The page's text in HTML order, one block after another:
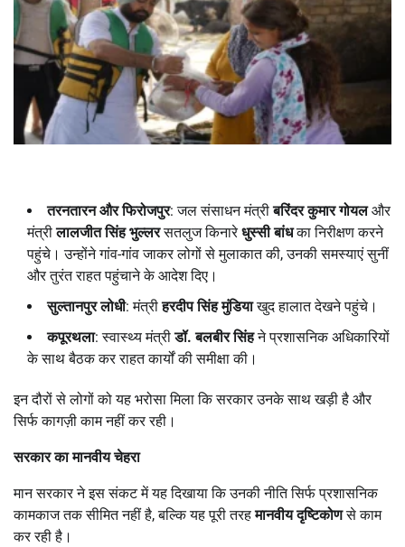
तरनतारन और फिरोजपुर: जल संसाधन मंत्रीबरिंदर कुमार गोयलऔर
मंत्रीलालजीत सिंह भुल्लरसतलुज किनारेधुस्सी बांधका निरीक्षण करने
पहुंचे। उन्होंने गांव-गांव जाकर लोगों से मुलाकात की, उनकी समस्याएं सुनीं
और तुरंत राहत पहुंचाने के आदेश दिए।
सुल्तानपुर लोधी: मंत्रीहरदीप सिंह मुंडियाखुद हालात देखने पहुंचे।
कपूरथला: स्वास्थ्य मंत्रीडॉ. बलबीर सिंहने प्रशासनिक अधिकारियों
के साथ बैठक कर राहत कार्यों की समीक्षा की।
इन दौरों से लोगों को यह भरोसा मिला कि सरकार उनके साथ खड़ी है और
सिर्फ कागज़ी काम नहीं कर रही।
सरकार का मानवीय चेहरा
मान सरकार ने इस संकट में यह दिखाया कि उनकी नीति सिर्फ प्रशासनिक
कामकाज तक सीमित नहीं है, बल्कि यह पूरी तरहमानवीय दृष्टिकोणसे काम
कर रही है।